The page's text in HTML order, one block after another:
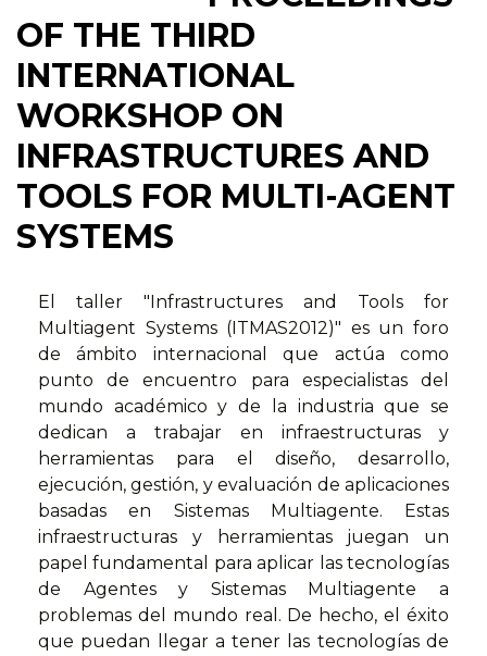
OF THE THIRD
INTERNATIONAL
WORKSHOP ON
INFRASTRUCTURES AND
TOOLS FOR MULTI-AGENT
SYSTEMS
El taller "Infrastructures and Tools for
Multiagent Systems (ITMAS2012)" es un foro
de ámbito internacional que actúa como
punto de encuentro para especialistas del
mundo académico y de la industria que se
dedican a trabajar en infraestructuras y
herramientas para el diseño, desarrollo,
ejecución, gestión, y evaluación de aplicaciones
basadas en Sistemas Multiagente. Estas
infraestructuras y herramientas juegan un
papel fundamental para aplicar las tecnologías
de Agentes y Sistemas Multiagente a
problemas del mundo real. De hecho, el éxito
que puedan llegar a tener las tecnologías de